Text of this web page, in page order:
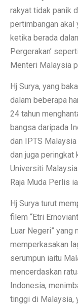
rakyat tidak panik
pertimbangan akal
ketika berada
Pergerakan’
Menteri Malaysia
Hj Surya, yang
dalam beberapa
24 tahun
bangsa daripada
dan IPTS Malaysia
dan juga peringkat
Universiti
Raja Muda Perlis
Hj Surya turut
filem “Etri
Luar Negeri” yang
memperkasakan
serumpun iaitu
mencerdaskan
Indonesia,
tinggi di Malaysia,